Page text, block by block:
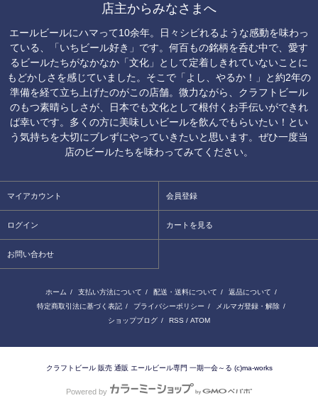
店主からみなさまへ
エールビールにハマって10余年。日々シビれるような感動を味わっ
ている、「いちビール好き」です。何百もの銘柄を呑む中で、愛す
るビールたちがなかなか「文化」として定着しきれていないことに
もどかしさを感じていました。そこで「よし、やるか！」と約2年の
準備を経て立ち上げたのがこの店舗。微力ながら、クラフトビール
のもつ素晴らしさが、日本でも文化として根付くお手伝いができれ
ば幸いです。多くの方に美味しいビールを飲んでもらいたい！とい
う気持ちを大切にブレずにやっていきたいと思います。ぜひ一度当
店のビールたちを味わってみてください。
マイアカウント 会員登録
ログイン カートを見る
お問い合わせ
ホーム / 支払い方法について / 配送・送料について / 返品について /
特定商取引法に基づく表記 / プライバシーポリシー / メルマガ登録・解除 /
ショップブログ / RSS / ATOM
クラフトビール 販売 通販 エールビール専門 一期一会～る (c)ma-works
Powered by